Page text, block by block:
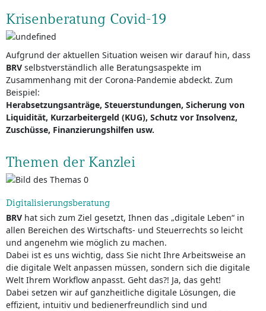
Krisenberatung Covid-19
Aufgrund der aktuellen Situation weisen wir darauf hin, dass
BRV selbstverständlich alle Beratungsaspekte im
Zusammenhang mit der Corona-Pandemie abdeckt. Zum
Beispiel:
Herabsetzungsanträge, Steuerstundungen, Sicherung von
Liquidität, Kurzarbeitergeld (KUG), Schutz vor Insolvenz,
Zuschüsse, Finanzierungshilfen usw.
Themen der Kanzlei
Digitalisierungsberatung
BRV hat sich zum Ziel gesetzt, Ihnen das „digitale Leben“ in
allen Bereichen des Wirtschafts- und Steuerrechts so leicht
und angenehm wie möglich zu machen.
Dabei ist es uns wichtig, dass Sie nicht Ihre Arbeitsweise an
die digitale Welt anpassen müssen, sondern sich die digitale
Welt Ihrem Workflow anpasst. Geht das?! Ja, das geht!
Dabei setzen wir auf ganzheitliche digitale Lösungen, die
effizient, intuitiv und bedienerfreundlich sind und